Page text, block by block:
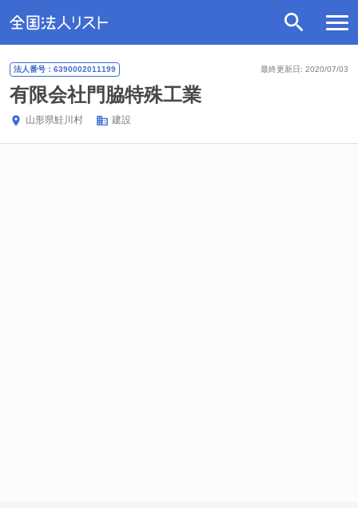
最終更新日: 2020/07/03
法人番号：6390002011199
有限会社門脇特殊工業
山形県鮭川村 建設